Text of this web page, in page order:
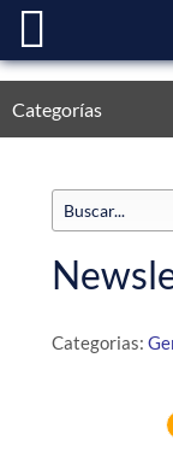
Categorías
Categorias: